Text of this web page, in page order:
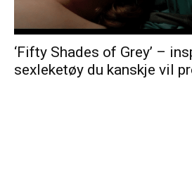
‘Fifty Shades of Grey’ –
sexleketøy du kanskje vil